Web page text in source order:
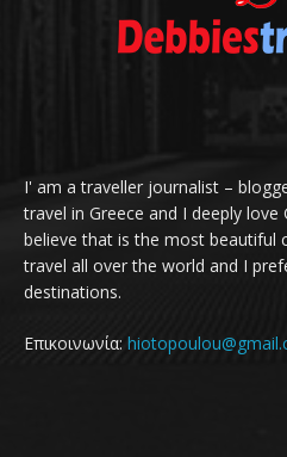
I' am a traveller journalist –
travel in Greece and I deeply love
believe that is the most beautiful
travel all over the world and I
destinations.
Επικοινωνία: